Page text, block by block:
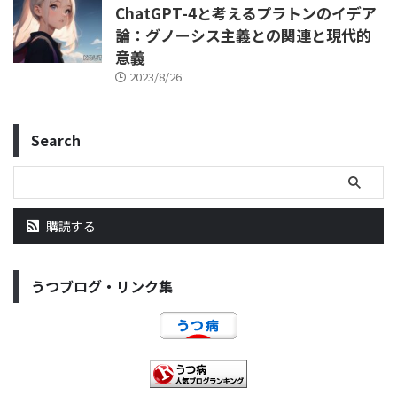
ChatGPT-4と考えるプラトンのイデア
論：グノーシス主義との関連と現代的
意義
2023/8/26
Search
購読する
うつブログ・リンク集